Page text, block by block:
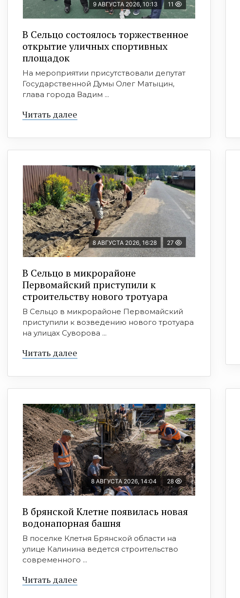
9 АВГУСТА 2026, 10:13 11
В Сельцо состоялось торжественное
открытие уличных спортивных
площадок
На мероприятии присутствовали депутат
Государственной Думы Олег Матыцин,
глава города Вадим ...
Читать далее
8 АВГУСТА 2026, 16:28 27
В Сельцо в микрорайоне
Первомайский приступили к
строительству нового тротуара
В Сельцо в микрорайоне Первомайский
приступили к возведению нового тротуара
на улицах Суворова ...
Читать далее
8 АВГУСТА 2026, 14:04 28
В брянской Клетне появилась новая
водонапорная башня
В поселке Клетня Брянской области на
улице Калинина ведется строительство
современного ...
Читать далее